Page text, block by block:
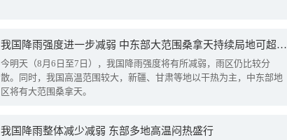
我国降雨强度进一步减弱 中东部大范围桑拿天持续局地可超38℃
今明天（8月6日至7日），我国降雨强度将有所减弱，雨区仍比较分
散。同时，我国高温范围较大，新疆、甘肃等地以干热为主，中东部地
区将有大范围桑拿天。
我国降雨整体减少减弱 东部多地高温闷热盛行